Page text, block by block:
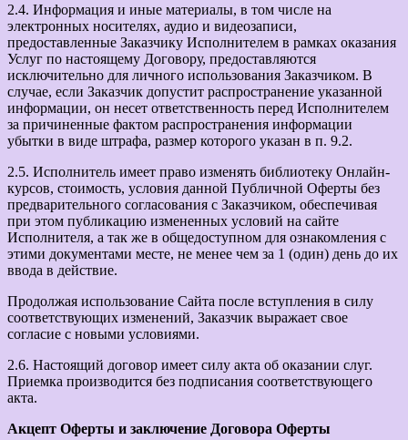
2.4. Информация и иные материалы, в том числе на
электронных носителях, аудио и видеозаписи,
предоставленные Заказчику Исполнителем в рамках оказания
Услуг по настоящему Договору, предоставляются
исключительно для личного использования Заказчиком. В
случае, если Заказчик допустит распространение указанной
информации, он несет ответственность перед Исполнителем
за причиненные фактом распространения информации
убытки в виде штрафа, размер которого указан в п. 9.2.
2.5. Исполнитель имеет право изменять библиотеку Онлайн-
курсов, стоимость, условия данной Публичной Оферты без
предварительного согласования с Заказчиком, обеспечивая
при этом публикацию измененных условий на сайте
Исполнителя, а так же в общедоступном для ознакомления с
этими документами месте, не менее чем за 1 (один) день до их
ввода в действие.
Продолжая использование Сайта после вступления в силу
соответствующих изменений, Заказчик выражает свое
согласие с новыми условиями.
2.6. Настоящий договор имеет силу акта об оказании слуг.
Приемка производится без подписания соответствующего
акта.
Акцепт Оферты и заключение Договора Оферты